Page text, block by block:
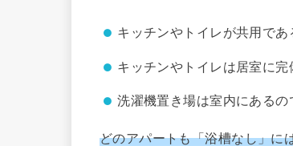
キッチンやトイレが共用であ
キッチンやトイレは居室に完
洗濯機置き場は室内にあるの
どのアパートも「浴槽なし」に